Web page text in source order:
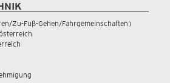
Zu-Fuß-Gehen/Fahrgemeinschaften)